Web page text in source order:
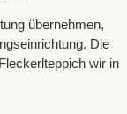
übernehmen,
Die
wir in